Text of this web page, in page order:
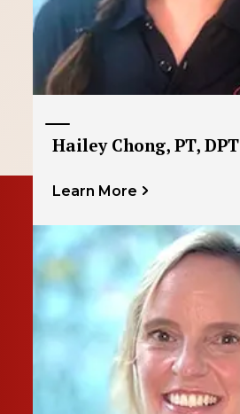
Hailey Chong, PT, DPT
Learn More